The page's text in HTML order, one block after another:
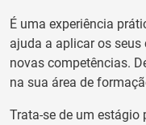
É uma experiência
ajuda a aplicar os seus
novas competências.
na sua área de
Trata-se de um